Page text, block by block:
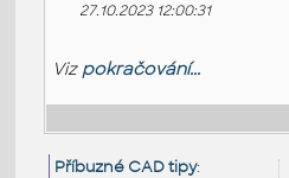
27.10.2023 12:00:31
Viz pokračování...
Příbuzné CAD tipy: